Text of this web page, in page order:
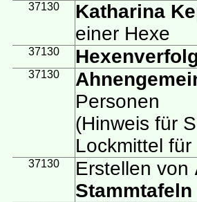
37130
Katharina
einer Hexe
37130
37130
Personen
(Hinweis für
Lockmittel
37130 Erstellen von
Stammtafeln